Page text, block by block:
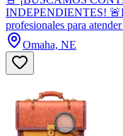
INDEPENDIENTES!
profesionales para
Omaha, NE